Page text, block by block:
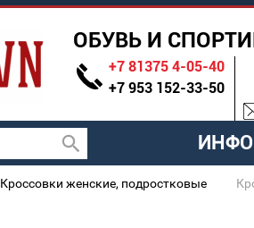
ОБУВЬ И
+7 81375 4-05-40
+7 953 152-33-50
Кроссовки женские, подростковые